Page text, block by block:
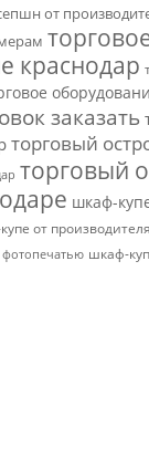
от
краснодар
заказать
торговый
торговый
шкаф-
от
шкаф-